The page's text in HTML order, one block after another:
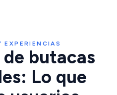
EXPERIENCIAS
butacas
Lo que